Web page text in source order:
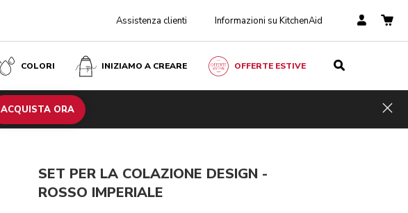
Assistenza clienti Informazioni su KitchenAid
COLORI INIZIAMO A CREARE OFFERTE ESTIVE
ACQUISTA ORA
Rosso imperiale
SET PER LA COLAZIONE DESIGN -
ROSSO IMPERIALE